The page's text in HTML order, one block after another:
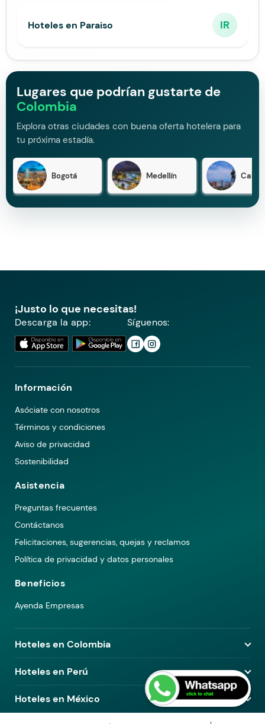
Hoteles en Paraiso IR
Lugares que podrían gustarte de
Colombia
Explora otras ciudades con buena oferta hotelera para
tu próxima estadía.
Bogotá Medellín Cali
¡Justo lo que necesitas!
Descarga la app: Síguenos:
Información
Asóciate con nosotros
Términos y condiciones
Aviso de privacidad
Sostenibilidad
Asistencia
Preguntas frecuentes
Contáctanos
Felicitaciones, sugerencias, quejas y reclamos
Política de privacidad y datos personales
Beneficios
Ayenda Empresas
Hoteles en Colombia
Hoteles en Medellín
Hoteles en Bogotá
Hoteles en Pereira
Hoteles en Perú
Hoteles en Lima
Hoteles en Arequipa
Hoteles en México
Hoteles en Ciudad de México